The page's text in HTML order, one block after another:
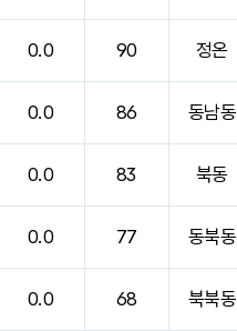
0.0 90 정온
0.0 86 동남동
0.0 83 북동
0.0 77 동북동
0.0 68 북북동